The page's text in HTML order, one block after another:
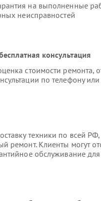
на выполненные
неисправностей
консультация
стоимости ремонта,
по телефону
техники по всей
ремонт. Клиенты могут
обслуживание